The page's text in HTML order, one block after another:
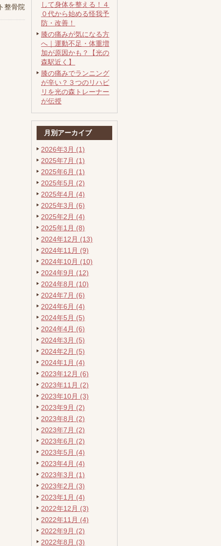
整骨院
して身体を整える！４
０代から始める怪我予
防・改善！
膝の痛みが気になる方
へ｜運動不足・体重増
加が原因かも？【光の
森駅近く】
膝の痛みでランニング
が辛い？３つのリハビ
リを光の森トレーナー
が伝授
月別アーカイブ
2026年3月 (1)
2025年7月 (1)
2025年6月 (1)
2025年5月 (2)
2025年4月 (4)
2025年3月 (6)
2025年2月 (4)
2025年1月 (8)
2024年12月 (13)
2024年11月 (9)
2024年10月 (10)
2024年9月 (12)
2024年8月 (10)
2024年7月 (6)
2024年6月 (4)
2024年5月 (5)
2024年4月 (6)
2024年3月 (5)
2024年2月 (5)
2024年1月 (4)
2023年12月 (6)
2023年11月 (2)
2023年10月 (3)
2023年9月 (2)
2023年8月 (2)
2023年7月 (2)
2023年6月 (2)
2023年5月 (4)
2023年4月 (4)
2023年3月 (1)
2023年2月 (3)
2023年1月 (4)
2022年12月 (3)
2022年11月 (4)
2022年9月 (2)
2022年8月 (3)